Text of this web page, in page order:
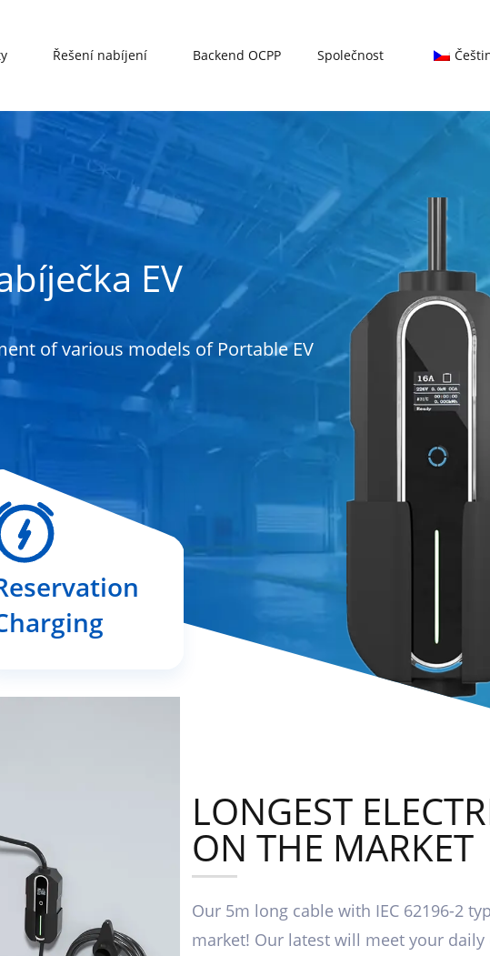
Řešení nabíjení Backend OCPP Společnost
EV
of various models of Portable EV
LONGEST
ON THE MARKET
Our 5m long cable with IEC 62196-2
market! Our latest will meet your